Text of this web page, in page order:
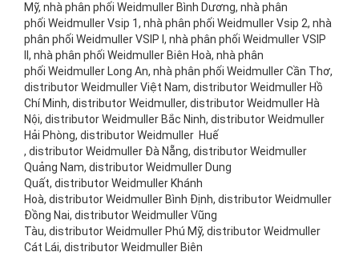
Mỹ, nhà phân phối Weidmuller Bình Dương, nhà phân
phối Weidmuller Vsip 1, nhà phân phối Weidmuller Vsip 2, nhà
phân phối Weidmuller VSIP I, nhà phân phối Weidmuller VSIP
II, nhà phân phối Weidmuller Biên Hoà, nhà phân
phối Weidmuller Long An, nhà phân phối Weidmuller Cần Thơ,
distributor Weidmuller Việt Nam, distributor Weidmuller Hồ
Chí Minh, distributor Weidmuller, distributor Weidmuller Hà
Nội, distributor Weidmuller Bắc Ninh, distributor Weidmuller
Hải Phòng, distributor Weidmuller Huế
, distributor Weidmuller Đà Nẵng, distributor Weidmuller
Quảng Nam, distributor Weidmuller Dung
Quất, distributor Weidmuller Khánh
Hoà, distributor Weidmuller Bình Định, distributor Weidmuller
Đồng Nai, distributor Weidmuller Vũng
Tàu, distributor Weidmuller Phú Mỹ, distributor Weidmuller
Cát Lái, distributor Weidmuller Biên